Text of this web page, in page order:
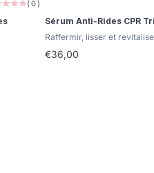
(0)
Sérum Anti-Rides CPR
Raffermir, lisser et
Prix de vente
€36,00